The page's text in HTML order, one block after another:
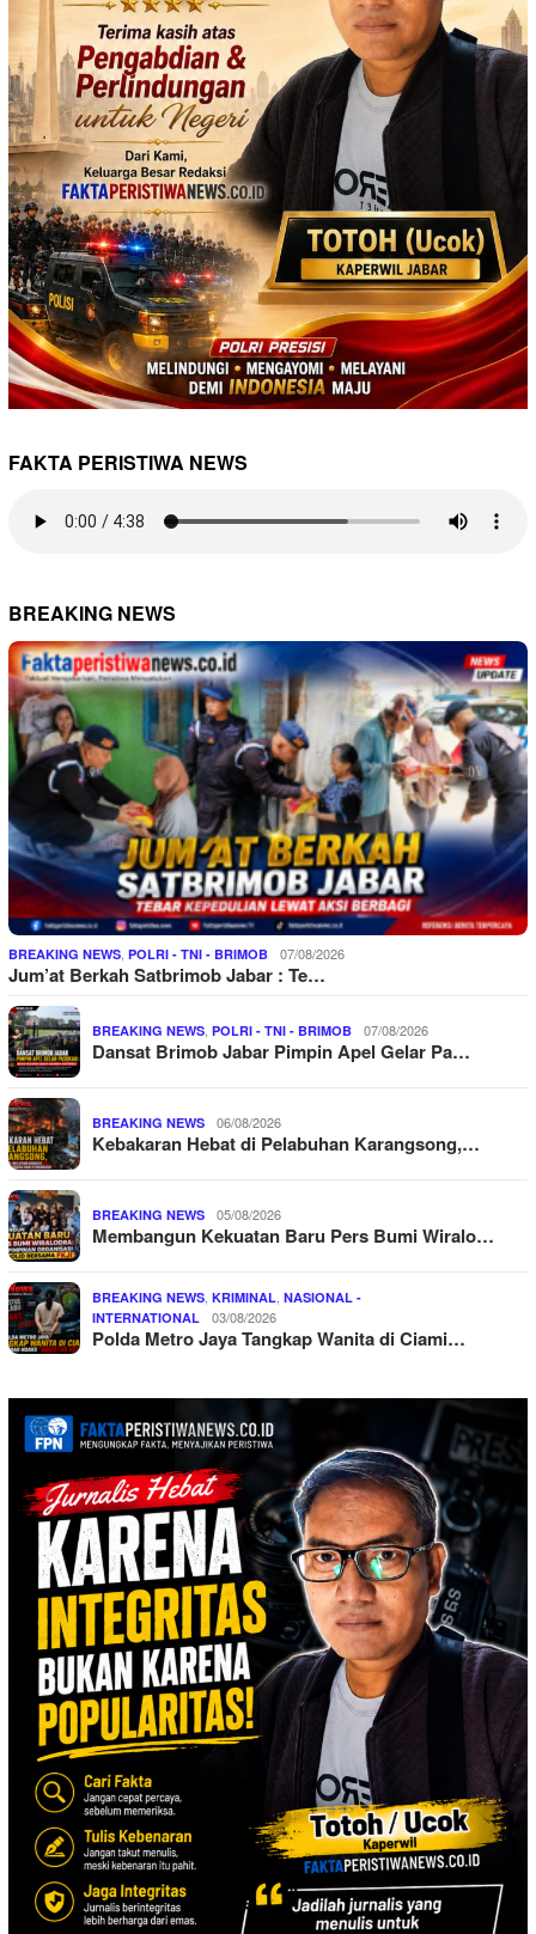
FAKTA PERISTIWA NEWS
BREAKING NEWS
BREAKING NEWS POLRI - TNI - BRIMOB 07/08/2026
Jum’at Berkah Satbrimob Jabar : Te…
BREAKING NEWS POLRI - TNI - BRIMOB 07/08/2026
Dansat Brimob Jabar Pimpin Apel Gelar Pa…
BREAKING NEWS 06/08/2026
Kebakaran Hebat di Pelabuhan Karangsong,…
BREAKING NEWS 05/08/2026
Membangun Kekuatan Baru Pers Bumi Wiralo…
BREAKING NEWS KRIMINAL NASIONAL -
INTERNATIONAL
03/08/2026
Polda Metro Jaya Tangkap Wanita di Ciami…